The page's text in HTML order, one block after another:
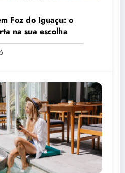
Foz do Iguaçu: o
na sua escolha